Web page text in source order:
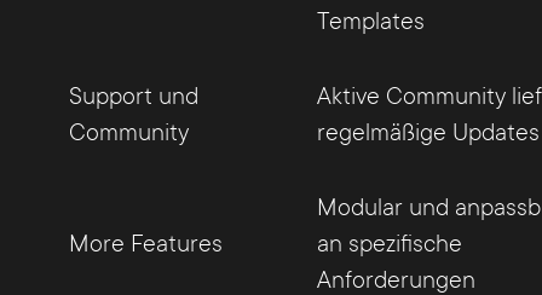
Templates
Support und
Community
Aktive Community
regelmäßige Updates
More Features
Modular und
an spezifische
Anforderungen